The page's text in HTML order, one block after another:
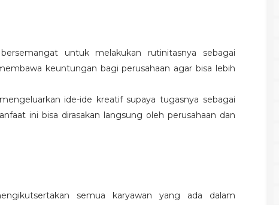
untuk melakukan rutinitasnya sebagai
keuntungan bagi perusahaan agar bisa lebih
ide-ide kreatif supaya tugasnya sebagai
ini bisa dirasakan langsung oleh perusahaan dan
semua karyawan yang ada dalam